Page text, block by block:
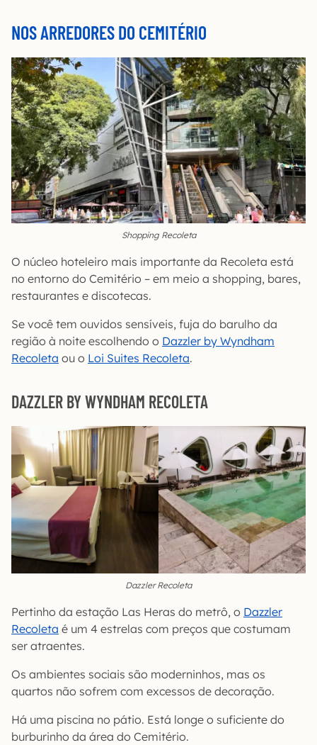
NOS ARREDORES DO CEMITÉRIO
Shopping Recoleta
O núcleo hoteleiro mais importante da Recoleta está
no entorno do Cemitério – em meio a shopping, bares,
restaurantes e discotecas.
Se você tem ouvidos sensíveis, fuja do barulho da
região à noite escolhendo o Dazzler by Wyndham
Recoleta ou o Loi Suites Recoleta.
DAZZLER BY WYNDHAM RECOLETA
Dazzler Recoleta
Pertinho da estação Las Heras do metrô, o Dazzler
Recoleta é um 4 estrelas com preços que costumam
ser atraentes.
Os ambientes sociais são moderninhos, mas os
quartos não sofrem com excessos de decoração.
Há uma piscina no pátio. Está longe o suficiente do
burburinho da área do Cemitério.